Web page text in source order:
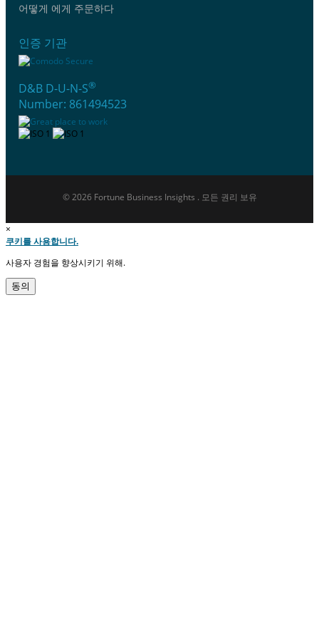
어떻게 에게 주문하다
인증 기관
D&B D-U-N-S®
Number: 861494523
© 2026 Fortune Business Insights . 모든 권리 보유
×
쿠키를 사용합니다.
사용자 경험을 향상시키기 위해.
동의